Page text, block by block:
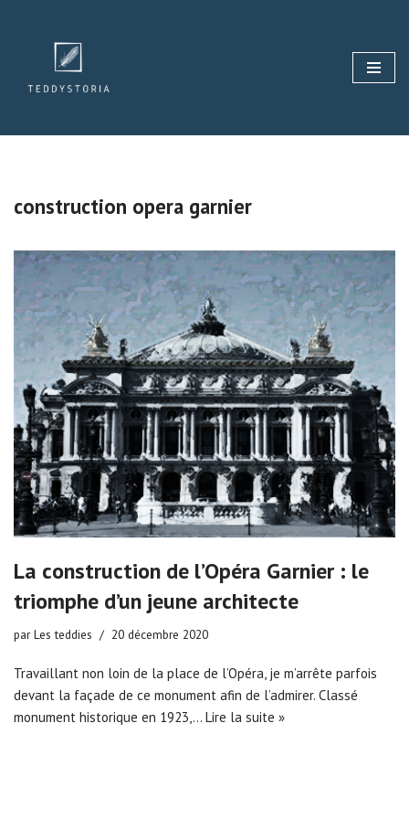
contenu
construction opera garnier
La construction de l’Opéra Garnier : le
triomphe d’un jeune architecte
parLes teddies 20 décembre 2020
Travaillant non loin de la place de l’Opéra, je m’arrête parfois
devant la façade de ce monument afin de l’admirer. Classé
monument historique en 1923,… Lire la suite »